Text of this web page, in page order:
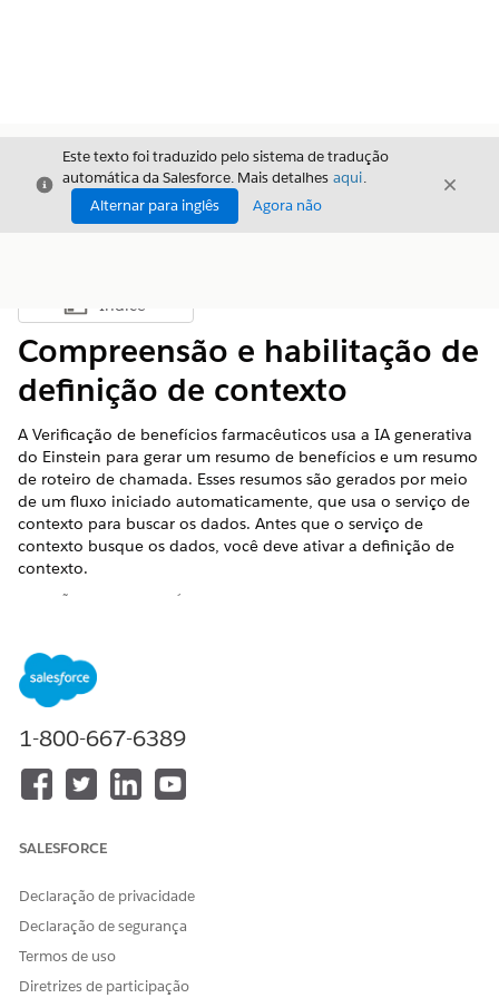
Fechar
Este texto foi traduzido pelo sistema de tradução
automática da Salesforce. Mais detalhes aqui.
Alternar para inglês
Agora não
Fechar
Mostrar índice
Índice
Compreensão e habilitação de
definição de contexto
A Verificação de benefícios farmacêuticos usa a IA generativa
do Einstein para gerar um resumo de benefícios e um resumo
de roteiro de chamada. Esses resumos são gerados por meio
de um fluxo iniciado automaticamente, que usa o serviço de
contexto para buscar os dados. Antes que o serviço de
contexto busque os dados, você deve ativar a definição de
contexto.
EDIÇÕES OBRIGATÓRIAS
Disponível em: Lightning Experience
Disponível em: Edições
Plataforma do Einstein GPT e Criador de prompts do
A Verificação de benefícios farmacêuticos vem com duas
ryeCallScriptForPharmacyBenefits
benefícios farmacêuticos e resumo de roteiro de chamada.
1-800-667-6389
SALESFORCE
Declaração de privacidade
Declaração de segurança
Termos de uso
Diretrizes de participação